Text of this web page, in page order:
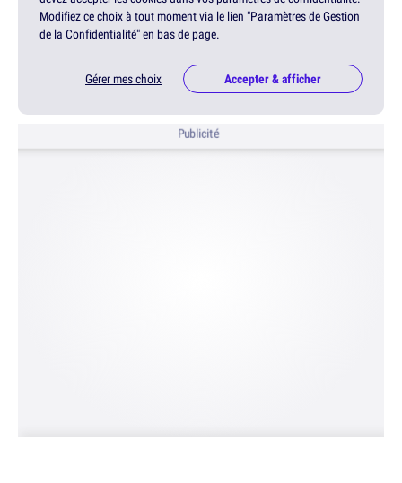
Modifiez ce choix à tout moment via le lien "Paramètres de Gestion
de la Confidentialité" en bas de page.
Gérer mes choix Accepter & afficher
Publicité